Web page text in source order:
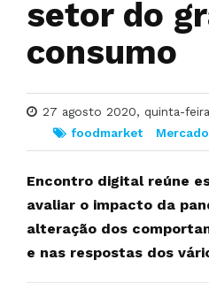
setor do
consumo
27 agosto 2020, quinta-feira
foodmarket
Encontro digital reúne
avaliar o impacto da
alteração dos
e nas respostas dos